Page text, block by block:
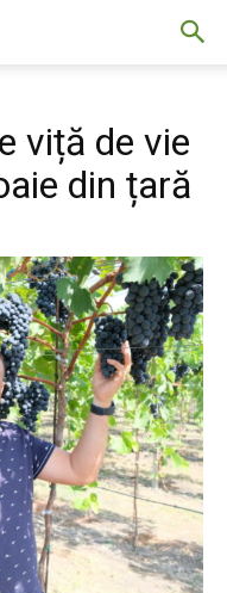
viță de vie
din țară